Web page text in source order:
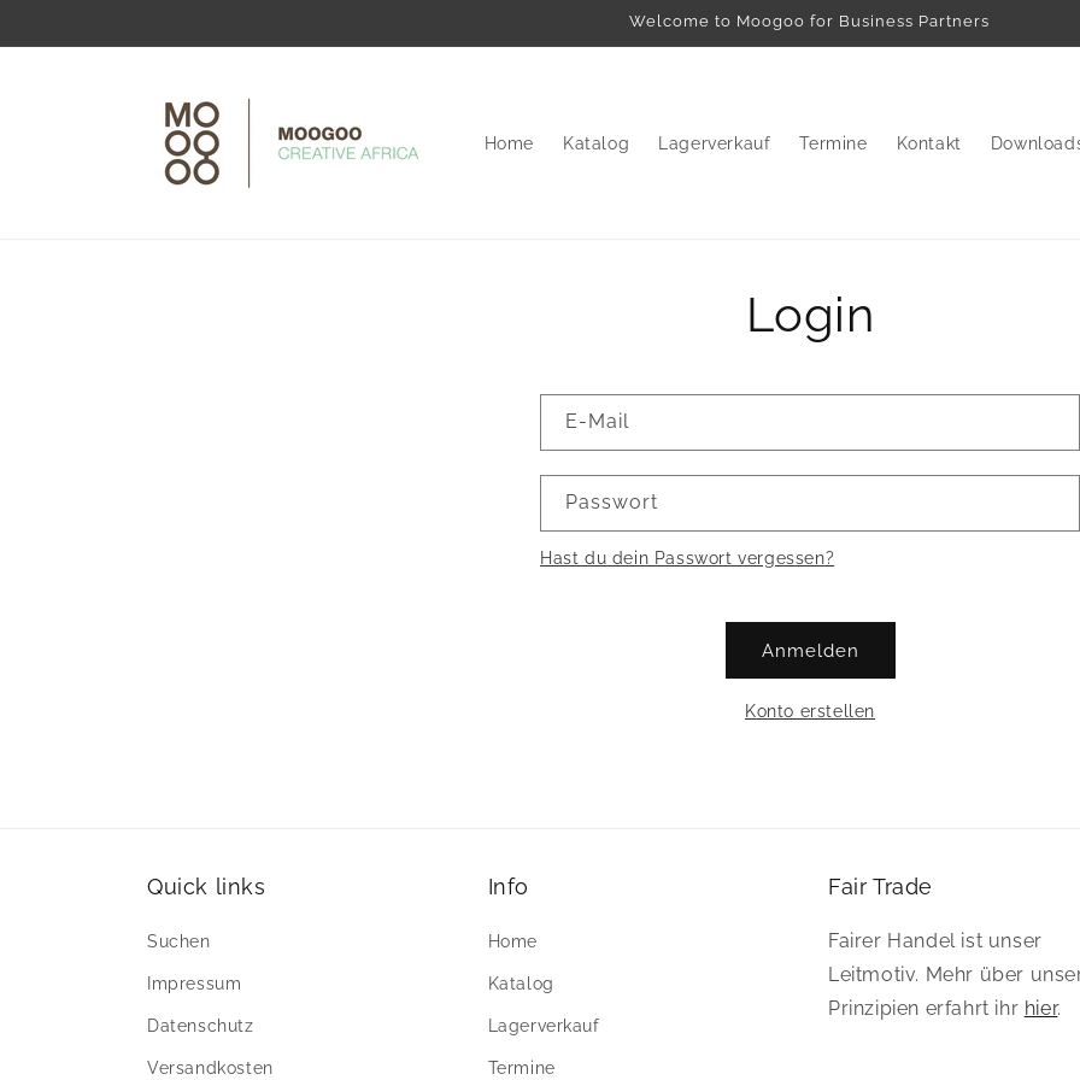
Inhalt
Welcome to Moogoo for Business Partners
Home Katalog Lagerverkauf Termine Kontakt
Login
E-Mail
Passwort
Hast du dein Passwort vergessen?
Anmelden
Konto erstellen
Quick links
Suchen
Impressum
Datenschutz
Versandkosten
Info
Home
Katalog
Lagerverkauf
Termine
Fair Trade
Fairer Handel ist unser
Leitmotiv. Mehr über
Prinzipien erfahrt ihr hier.